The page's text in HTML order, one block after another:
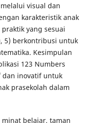
visual dan
karakteristik anak
yang sesuai
5) berkontribusi untuk
Kesimpulan
123 Numbers
dan inovatif untuk
prasekolah dalam
belajar, taman